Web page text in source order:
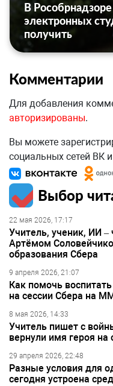
В
электронных
получить
Комментарии
Для добавления
авторизированы.
Вы можете
социальных сетей ВК
Выбор
22 мая 2026, 17:17
Учитель, ученик, ИИ –
Артёмом
образования Сбера
9 апреля 2026, 21:07
Как помочь
на сессии Сбера на
8 мая 2026, 14:33
Учитель пишет с
вернули имя героя на
29 апреля 2026, 22:48
Разные условия для
сегодня устроена